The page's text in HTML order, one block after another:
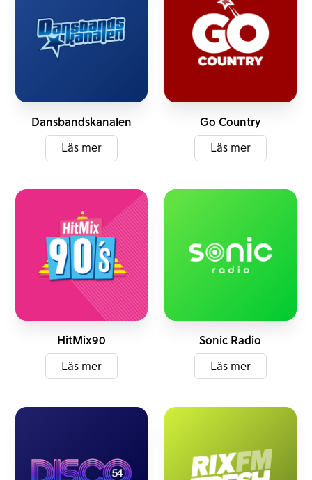
Dansbandskanalen
Läs mer
Go Country
Läs mer
HitMix90
Läs mer
Sonic Radio
Läs mer